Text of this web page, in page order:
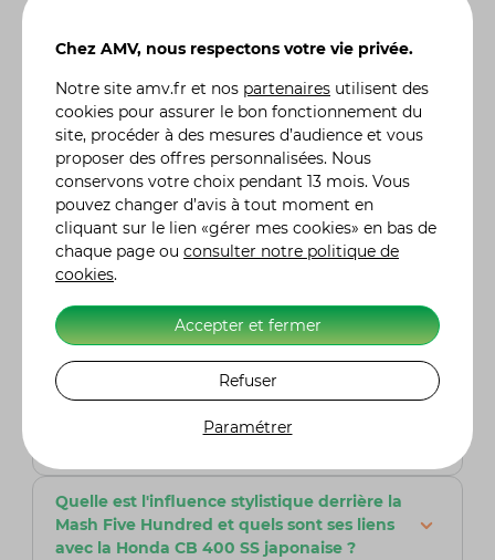
conception franco-chinoise, combinant des
assemblés en France avec un cadre, un moteur,
et d'autres composants fabriqués en Chine par
l'usine Shineray. Cette fusion crée une moto
néo-rétro élégante et performante.
Pourquoi les autocollants « Five Hundred
500 » ont-ils été initialement apposés sur la
moto et pourquoi ont-ils été
ultérieurement retirés ?
Les autocollants « Five Hundred 500 » étaient
présents sur les premières versions de la Mash
Five Hundred en raison de l'intention initiale de
la Sima de produire le modèle avec une
cylindrée supérieure. Cependant, la cylindrée
réelle de 397cm³ est restée inchangée aussi, le
Quelle est l'influence stylistique derrière la
Mash Five Hundred et quels sont ses liens
avec la Honda CB 400 SS japonaise ?
Chez AMV, nous respectons votre vie privée.
Notre site amv.fr et nos partenaires utilisent des
cookies pour assurer le bon fonctionnement du
site, procéder à des mesures d’audience et vous
proposer des offres personnalisées. Nous
conservons votre choix pendant 13 mois. Vous
pouvez changer d’avis à tout moment en
cliquant sur le lien «gérer mes cookies» en bas de
chaque page ou consulter notre politique de
cookies.
Accepter et fermer
Refuser
Paramétrer